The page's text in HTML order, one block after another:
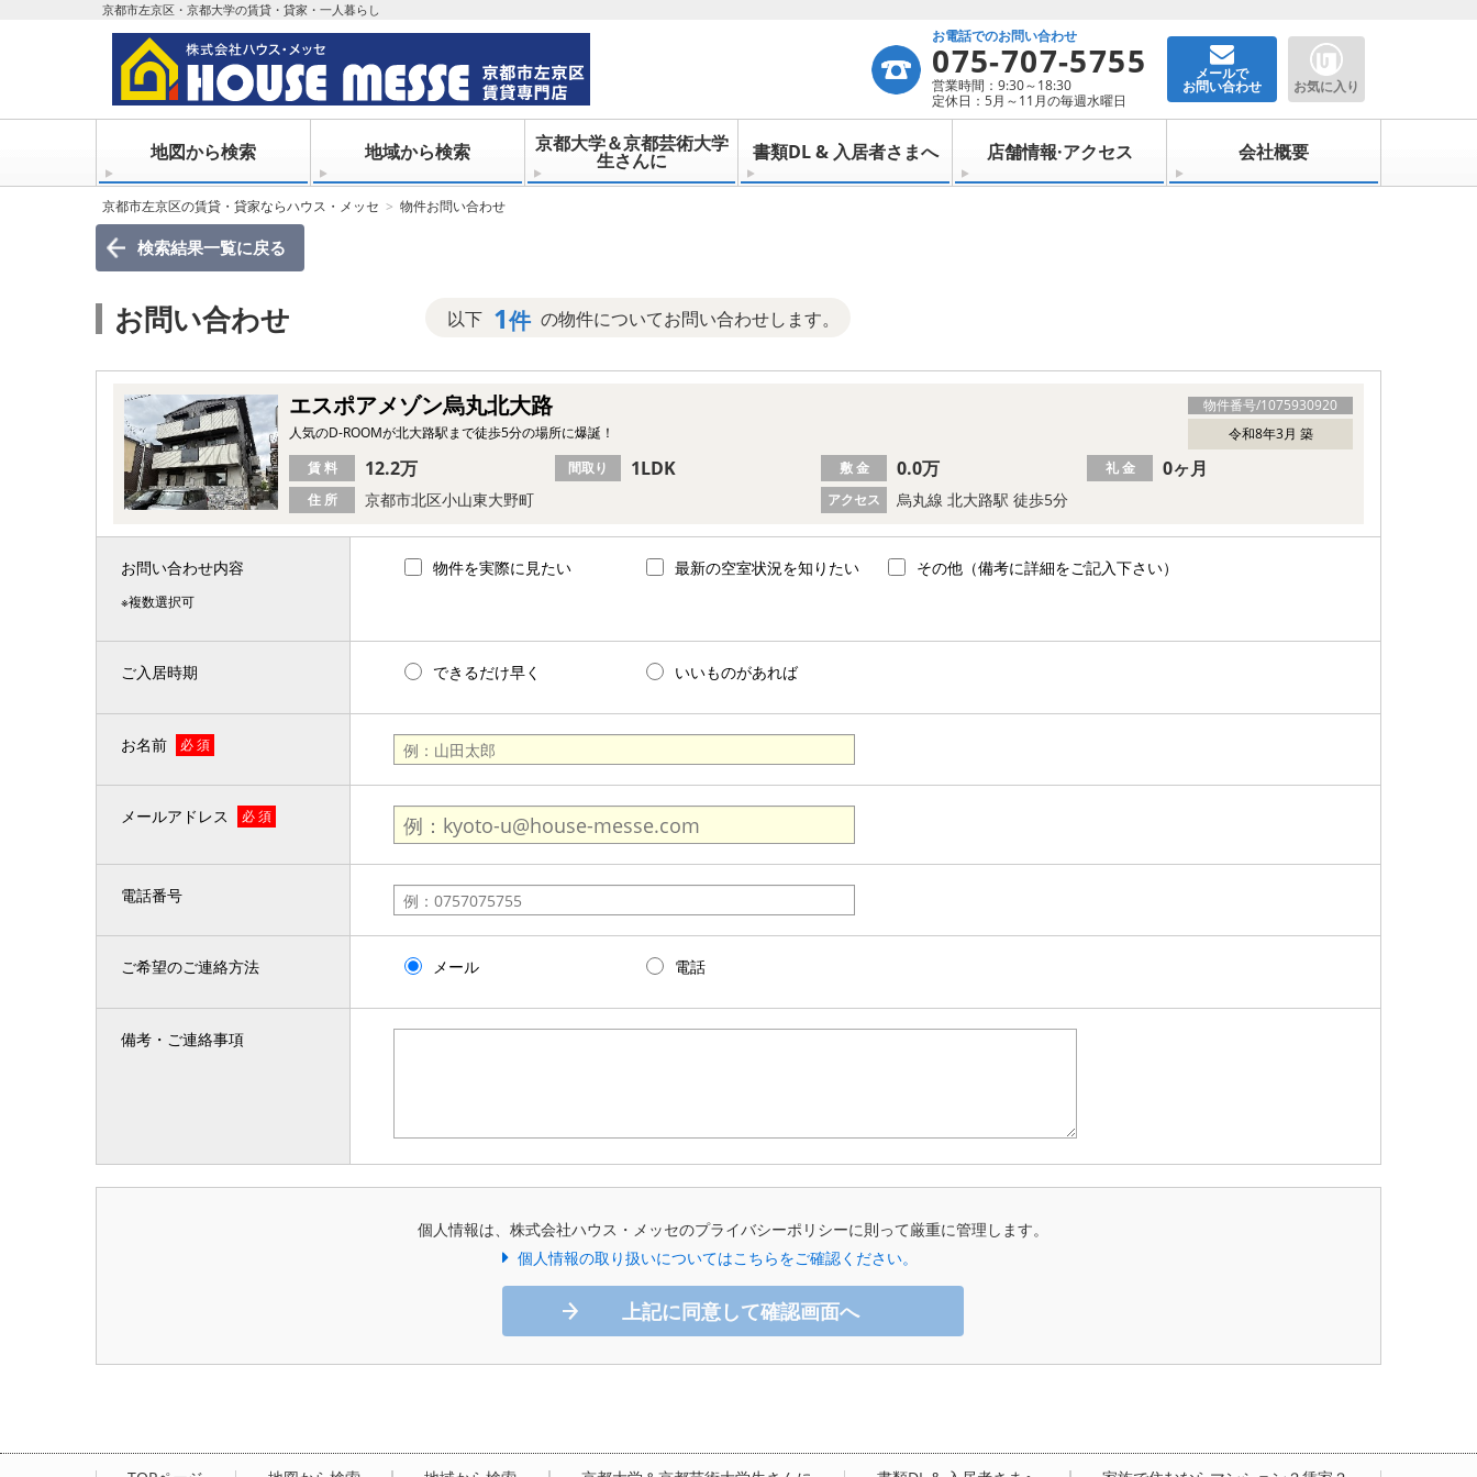
京都市左京区・京都大学の賃貸・貸家・一人暮らし
お電話でのお問い合わせ
075-707-5755
営業時間：9:30～18:30
定休日：5月～11月の毎週水曜日
メールで
お問い合わせ お気に入り
地図から検索 地域から検索 京都大学＆京都芸術大学
生さんに 書類DL & 入居者さまへ 店舗情報·アクセス 会社概要
京都市左京区の賃貸・貸家ならハウス・メッセ 物件お問い合わせ
検索結果一覧に戻る
お問い合わせ 以下 1件 の物件についてお問い合わせします。
物件番号/1075930920
エスポアメゾン烏丸北大路
令和8年3月 築
人気のD-ROOMが北大路駅まで徒歩5分の場所に爆誕！
住 所 京都市北区小山東大野町 アクセス 烏丸線 北大路駅 徒歩5分
賃 料 12.2万 間取り 1LDK 敷 金 0.0万 礼 金 0ヶ月
お問い合わせ内容
※複数選択可
物件を実際に見たい 最新の空室状況を知りたい その他（備考に詳細をご記入下さい）
ご入居時期 できるだけ早く いいものがあれば
お名前 必 須
メールアドレス 必 須
電話番号
ご希望のご連絡方法 メール 電話
備考・ご連絡事項
個人情報は、株式会社ハウス・メッセのプライバシーポリシーに則って厳重に管理します。
個人情報の取り扱いについてはこちらをご確認ください。
上記に同意して確認画面へ